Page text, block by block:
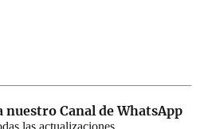
nuestro Canal de WhatsApp